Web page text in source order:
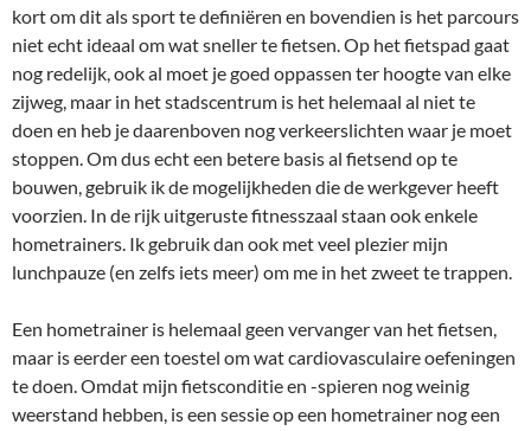
kort om dit als sport te definiëren en bovendien is het parcours
niet echt ideaal om wat sneller te fietsen. Op het fietspad gaat
nog redelijk, ook al moet je goed oppassen ter hoogte van elke
zijweg, maar in het stadscentrum is het helemaal al niet te
doen en heb je daarenboven nog verkeerslichten waar je moet
stoppen. Om dus echt een betere basis al fietsend op te
bouwen, gebruik ik de mogelijkheden die de werkgever heeft
voorzien. In de rijk uitgeruste fitnesszaal staan ook enkele
hometrainers. Ik gebruik dan ook met veel plezier mijn
lunchpauze (en zelfs iets meer) om me in het zweet te trappen.
Een hometrainer is helemaal geen vervanger van het fietsen,
maar is eerder een toestel om wat cardiovasculaire oefeningen
te doen. Omdat mijn fietsconditie en -spieren nog weinig
weerstand hebben, is een sessie op een hometrainer nog een